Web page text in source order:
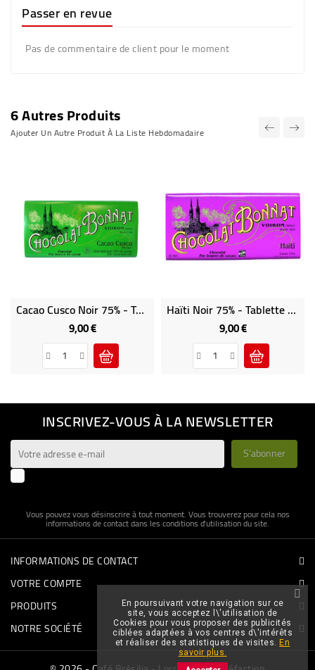
Passer en revue
Pas de commentaire de client pour le moment
6 Autres Produits
Ajouter Un Autre Produit À La Liste Hebdomadaire
Cacao Cusco Noir 75% - Tablette De Chocolat Noir 100g Bonnat
9,00 €Prix
Haïti Noir 75% - Tablette De Chocolat Noir 100g Bonnat
9,00 €Prix
INSCRIVEZ-VOUS À LA NEWSLETTER
Vous pouvez vous désinscrire à tout moment. Vous trouverez pour cela nos
informations de contact dans les conditions d'utilisation du site.
INFORMATIONS DE CONTACT
VOTRE COMPTE
PRODUITS
NOTRE SOCIÉTÉ
En poursuivant votre navigation sur ce
site, vous acceptez l\'utilisation de
Cookies pour vous proposer des publicités
ciblées adaptées à vos centres d\'intérêts
et réaliser des statistiques de visites. En
savoir plus.